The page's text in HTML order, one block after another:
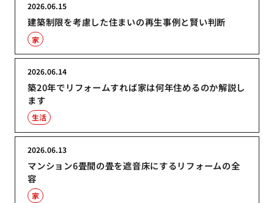
建築制限を考慮した住まいの再生事例と賢い判断
2026.06.15
家
築20年でリフォームすれば家は何年住めるのか解説し
ます
2026.06.14
生活
マンション6畳間の畳を遮音床にするリフォームの全
容
2026.06.13
家